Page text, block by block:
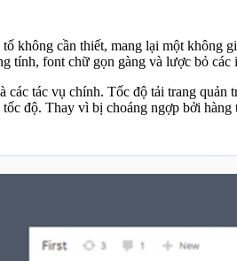
cần thiết, mang lại một không
tính, font chữ gọn gàng và lược bỏ
tác vụ chính. Tốc độ tải trang
độ. Thay vì bị choáng ngợp bởi